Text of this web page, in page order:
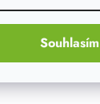
Souhlasím